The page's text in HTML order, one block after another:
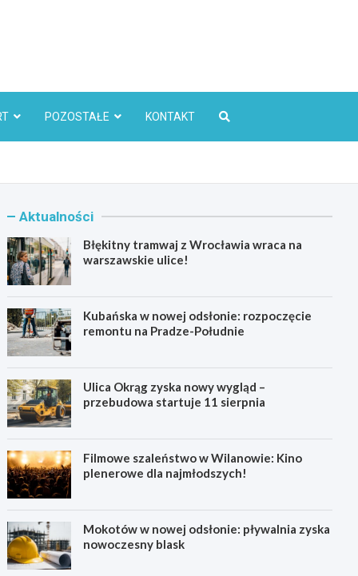
POZOSTAŁE KONTAKT
Aktualności
Błękitny tramwaj z Wrocławia wraca na
warszawskie ulice!
Kubańska w nowej odsłonie: rozpoczęcie
remontu na Pradze-Południe
Ulica Okrąg zyska nowy wygląd –
przebudowa startuje 11 sierpnia
Filmowe szaleństwo w Wilanowie: Kino
plenerowe dla najmłodszych!
Mokotów w nowej odsłonie: pływalnia zyska
nowoczesny blask